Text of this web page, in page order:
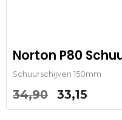
Norton P80
Schuurschijven 150mm
34,90
prijs
33,15
prijs